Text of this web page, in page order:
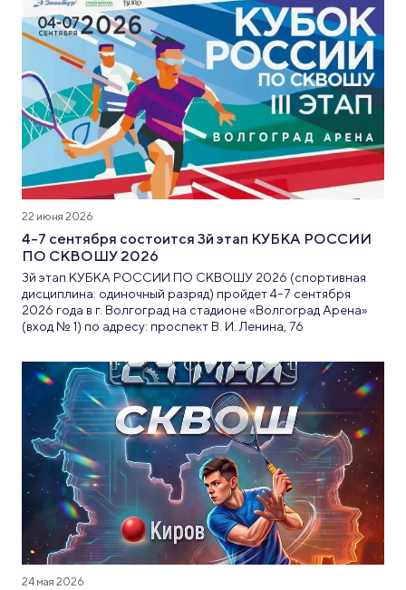
22 июня 2026
4-7 сентября состоится 3й этап КУБКА РОССИИ
ПО СКВОШУ 2026
3й этап КУБКА РОССИИ ПО СКВОШУ 2026 (спортивная
дисциплина: одиночный разряд) пройдет 4–7 сентября
2026 года в г. Волгоград на стадионе «Волгоград Арена»
(вход № 1) по адресу: проспект В. И. Ленина, 76
24 мая 2026